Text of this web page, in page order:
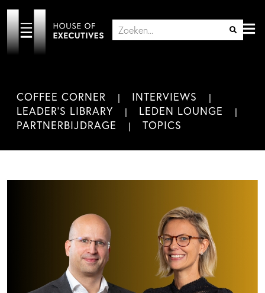
COFFEE CORNER
INTERVIEWS
LEADER'S LIBRARY
LEDEN LOUNGE
PARTNERBIJDRAGE
TOPICS